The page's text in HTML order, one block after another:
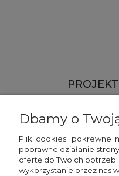
Dbamy o
Pliki cookies i pokrewne
poprawne działanie
ofertę do Twoich
wykorzystanie przez nas